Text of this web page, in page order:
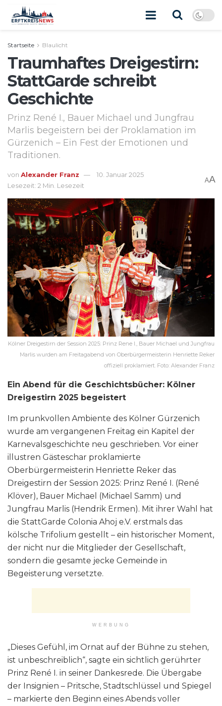
Startseite Blaulicht
Traumhaftes Dreigestirn:
StattGarde schreibt
Geschichte
Prinz René I., Bauer Michael und Jungfrau
Marlis begeistern bei der Proklamation im
Gürzenich – Ein Fest der Emotionen und
Traditionen.
von Alexander Franz
10. Januar 2025
Lesezeit: 2 Min. Lesezeit
AA
Kölner Dreigestirn der Session 2025: Prinz Rene I., Bauer Michael und Jungfrau
Marlis wurden am Freitagabend von Oberbürgermeisterin Henriette Reker
offiziell proklamiert. Foto: Alexander Franz
Ein Abend für die Geschichtsbücher: Kölner
Dreigestirn 2025 begeistert
Im prunkvollen Ambiente des Kölner Gürzenich
wurde am vergangenen Freitag ein Kapitel der
Karnevalsgeschichte neu geschrieben. Vor einer
illustren Gästeschar proklamierte
Oberbürgermeisterin Henriette Reker das
Dreigestirn der Session 2025: Prinz René I. (René
Klöver), Bauer Michael (Michael Samm) und
Jungfrau Marlis (Hendrik Ermen). Mit ihrer Wahl hat
die StattGarde Colonia Ahoj e.V. erstmals das
kölsche Trifolium gestellt – ein historischer Moment,
der nicht nur die Mitglieder der Gesellschaft,
sondern die gesamte jecke Gemeinde in
Begeisterung versetzte.
WERBUNG
„Dieses Gefühl, im Ornat auf der Bühne zu stehen,
ist unbeschreiblich“, sagte ein sichtlich gerührter
Prinz René I. in seiner Dankesrede. Die Übergabe
der Insignien – Pritsche, Stadtschlüssel und Spiegel
– markierte den Beginn eines Abends voller